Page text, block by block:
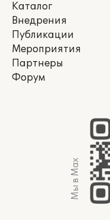
Каталог
Внедрения
Публикации
Мероприятия
Партнеры
Форум
Мы в Max